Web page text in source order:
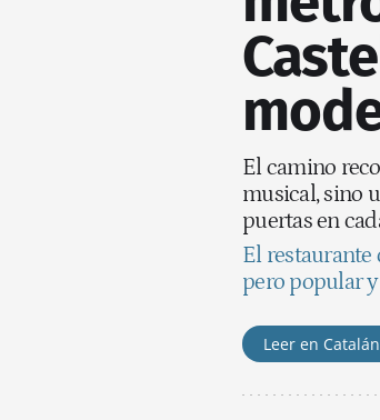
El camino
musical, sino
puertas en
El restaurante
pero popular
Leer en Catalán